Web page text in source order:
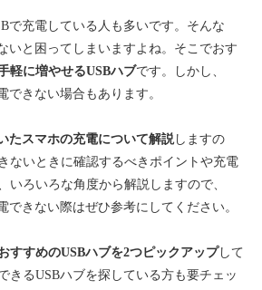
で充電している人も多いです。そんな
いと困ってしまいますよね。そこでおす
軽に増やせるUSBハブです。しかし、
できない場合もあります。
たスマホの充電について解説しますの
ないときに確認するべきポイントや充電
いろいろな角度から解説しますので、
できない際はぜひ参考にしてください。
すすめのUSBハブを2つピックアップして
きるUSBハブを探している方も要チェッ